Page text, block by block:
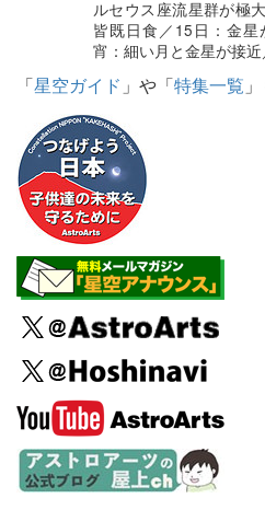
ルセウス座流星群が極
皆既日食／15日：金
宵：細い月と金星が接
「星空ガイド 」や「特集一覧